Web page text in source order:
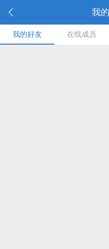
我
我的好友 在线成员